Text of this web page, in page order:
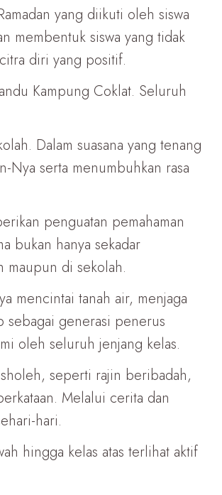
yang diikuti oleh siswa
membentuk siswa yang tidak
diri yang positif.
Kampung Coklat. Seluruh
Dalam suasana yang tenang
Nya serta menumbuhkan rasa
penguatan pemahaman
bukan hanya sekadar
maupun di sekolah.
mencintai tanah air, menjaga
sebagai generasi penerus
oleh seluruh jenjang kelas.
seperti rajin beribadah,
Melalui cerita dan
hari.
hingga kelas atas terlihat aktif